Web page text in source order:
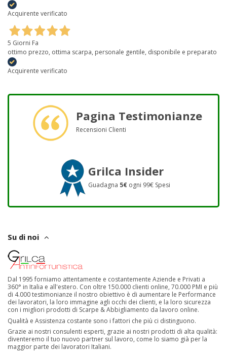
Acquirente verificato
5 Giorni Fa
ottimo prezzo, ottima scarpa, personale gentile, disponibile e preparato
Acquirente verificato
Pagina Testimonianze
Recensioni Clienti
Grilca Insider
Guadagna 5€ ogni 99€ Spesi
Su di noi
Dal 1995 forniamo attentamente e costantemente Aziende e Privati a
360° in Italia e all'estero. Con oltre 150.000 clienti online, 70.000 PMI e più
di 4.000 testimonianze il nostro obiettivo è di aumentare le Performance
dei lavoratori, la loro immagine agli occhi dei clienti, e la loro sicurezza
con i migliori prodotti di Scarpe & Abbigliamento da lavoro online.
Qualità e Assistenza costante sono i fattori che più ci distinguono.
Grazie ai nostri consulenti esperti, grazie ai nostri prodotti di alta qualità:
diventeremo il tuo nuovo partner sul lavoro, come lo siamo già per la
maggior parte dei lavoratori Italiani.